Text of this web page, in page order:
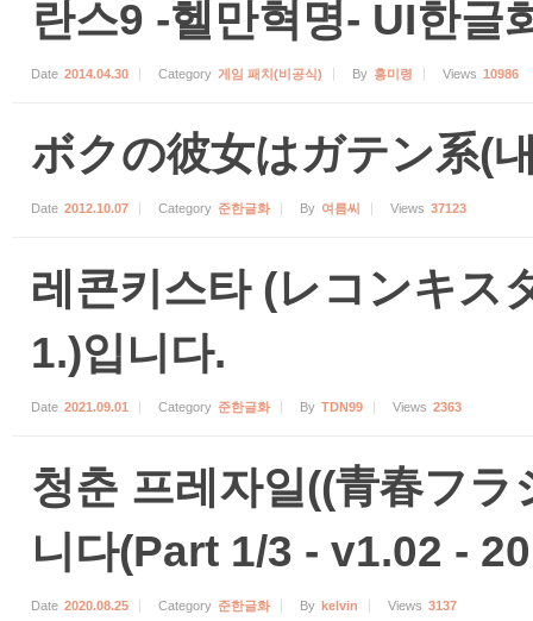
란스9 -헬만혁명- UI한글
Date 2014.04.30 Category 게임 패치(비공식) By 홍미령 Views 10986
ボクの彼女はガテン系(
Date 2012.10.07 Category 준한글화 By 여름씨 Views 37123
레콘키스타 (レコンキス
1.)입니다.
Date 2021.09.01 Category 준한글화 By TDN99 Views 2363
청춘 프레자일((青春フ
니다(Part 1/3 - v1.02 -
Date 2020.08.25 Category 준한글화 By kelvin Views 3137